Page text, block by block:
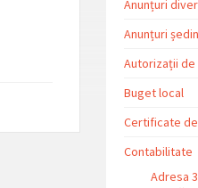
Anunțuri
Anunțuri
Autorizații
Buget local
Certificate
Contabilitate
Adresa